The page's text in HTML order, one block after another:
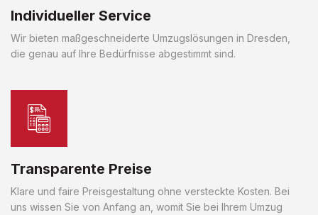
Individueller Service
Wir bieten maßgeschneiderte Umzugslösungen in Dresden,
die genau auf Ihre Bedürfnisse abgestimmt sind.
Transparente Preise
Klare und faire Preisgestaltung ohne versteckte Kosten. Bei
uns wissen Sie von Anfang an, womit Sie bei Ihrem Umzug